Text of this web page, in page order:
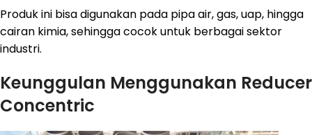
Produk ini bisa digunakan pada pipa air, gas, uap, hingga
cairan kimia, sehingga cocok untuk berbagai sektor
industri.
Keunggulan Menggunakan Reducer
Concentric